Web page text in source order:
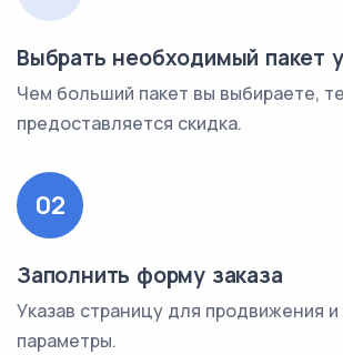
Выбрать необходимый пакет
Чем больший пакет вы выбираете,
предоставляется скидка.
02
Заполнить форму заказа
Указав страницу для продвижения
параметры.